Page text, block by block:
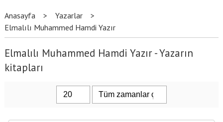
Anasayfa > Yazarlar
>
Elmalılı Muhammed Hamdi Yazır
Elmalılı Muhammed Hamdi Yazır - Yazarın
kitapları